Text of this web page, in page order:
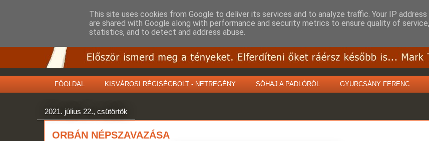
FŐOLDAL KISVÁROSI RÉGISÉGBOLT - NETREGÉNY SÓHAJ A PADLÓRÓL GYURCSÁNY FERENC
2021. július 22., csütörtök
ORBÁN NÉPSZAVAZÁSA
This site uses cookies from Google to deliver its services and to analyze traffic. Your IP address
are shared with Google along with performance and security metrics to ensure quality of
statistics, and to detect and address abuse.